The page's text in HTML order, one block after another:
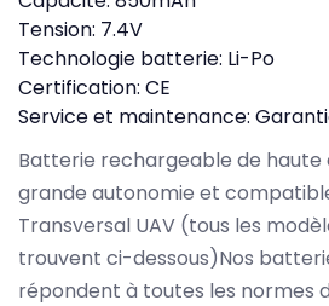
Tension: 7.4V
Technologie batterie: Li-Po
Certification: CE
Service et maintenance:
Batterie rechargeable de haute
grande autonomie et
Transversal UAV (tous les
trouvent ci-dessous)Nos
répondent à toutes les normes